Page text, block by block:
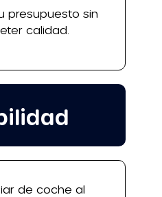
de coche al
presupuesto sin
calidad.